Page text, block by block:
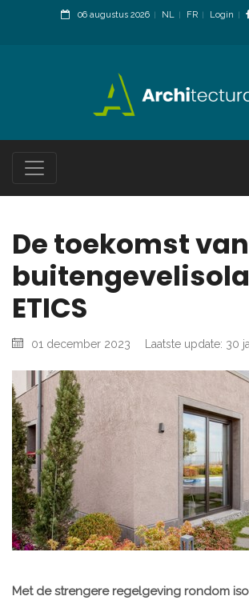
06 augustus 2026 NL FR
Login
De toekomst van
ETICS
01 december 2023 Laatste update: 30
Met de strengere regelgeving rondom